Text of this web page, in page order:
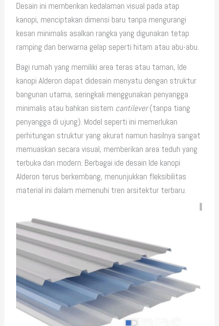
Desain ini memberikan kedalaman visual pada atap
kanopi, menciptakan dimensi baru tanpa mengurangi
kesan minimalis asalkan rangka yang digunakan tetap
ramping dan berwarna gelap seperti hitam atau abu-abu.
Bagi rumah yang memiliki area teras atau taman, Ide
kanopi Alderon dapat didesain menyatu dengan struktur
bangunan utama, seringkali menggunakan penyangga
minimalis atau bahkan sistem cantilever(tanpa tiang
penyangga di ujung). Model seperti ini memerlukan
perhitungan struktur yang akurat namun hasilnya sangat
memuaskan secara visual, memberikan area teduh yang
terbuka dan modern. Berbagai ide desain Ide kanopi
Alderon terus berkembang, menunjukkan fleksibilitas
material ini dalam memenuhi tren arsitektur terbaru.